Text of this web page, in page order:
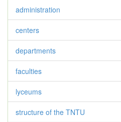
administration
centers
departments
faculties
lyceums
structure of the TNTU